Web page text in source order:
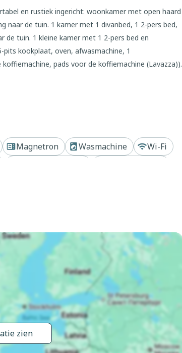
en rustiek ingericht: woonkamer met open haard
naar de tuin. 1 kamer met 1 divanbed, 1 2-pers bed,
de tuin. 1 kleine kamer met 1 2-pers bed en
pits kookplaat, oven, afwasmachine, 1
pads voor de koffiemachine (Lavazza)).
barbecue. Ter beschikking: wasmachine,
van elkaar. IT052024B55ASLT2DE
groen. Voor alleengebruik: terrein 1 ha (omheind),
geen inkijk (6 x 12 m, 120 - 150 cm
In het huis: internetaansluiting, hot tub,
fietsverhuur. (extra). Kok op verzoek
3 km, restaurant 3 km, bushalte 100 m,
buurt: San Casciano Dei Bagni 20 km, Vivo D'orcia
Quirico D'orcia 31 km, Pienza 35 km. Auto
De eigenaar accepteert geen jeugdgroepen.
biedt gasten een gratis wijnproeverij aan in zijn
te reserveren, op voorafgaand verzoek en
Magnetron Wasmachine
Wi-Fi
zien